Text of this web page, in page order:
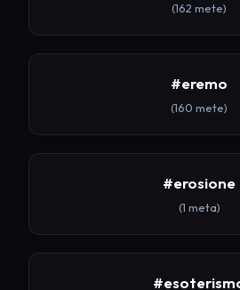
(162 mete)
#eremo
(160 mete)
#erosione
(1 meta)